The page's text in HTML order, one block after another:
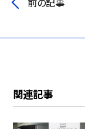
関連記事